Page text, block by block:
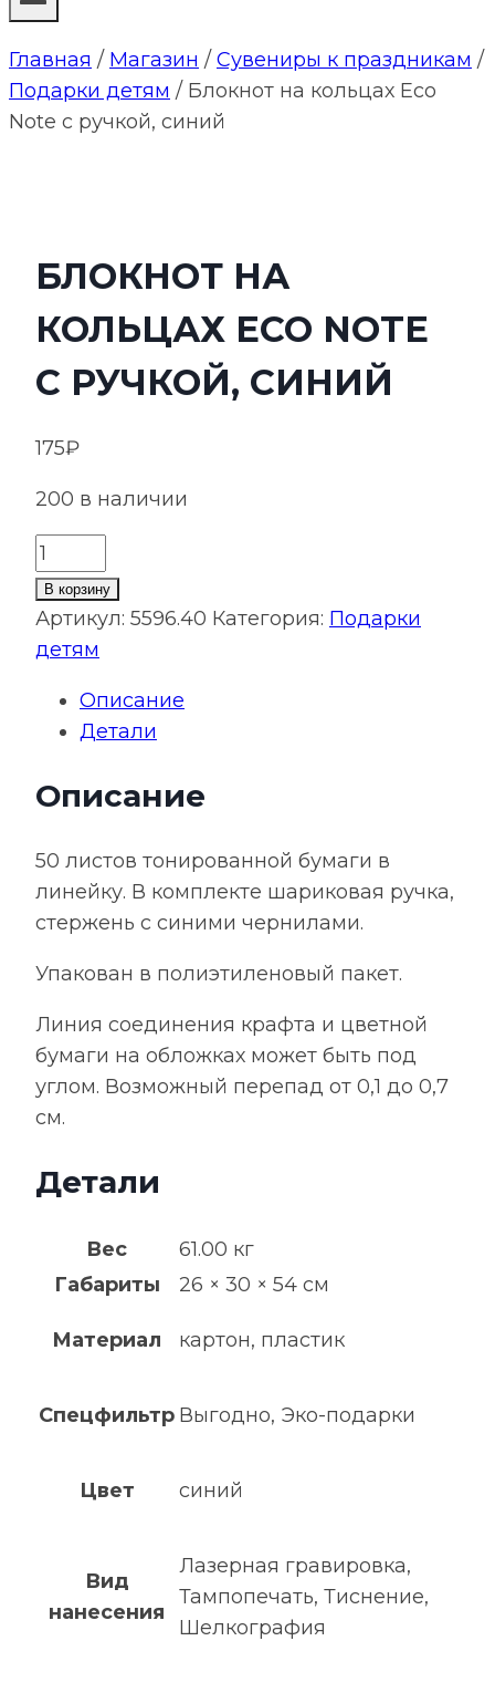
Главная / Магазин / Сувениры к праздникам /
Подарки детям / Блокнот на кольцах Eco
Note с ручкой, синий
БЛОКНОТ НА
КОЛЬЦАХ ECO NOTE
С РУЧКОЙ, СИНИЙ
175₽
200 в наличии
Количество
товара
Блокнот
на
Eco
Note
ручкой,
В корзину
Артикул: 5596.40 Категория: Подарки
детям
Описание
Детали
Описание
50 листов тонированной бумаги в
линейку. В комплекте шариковая ручка,
стержень с синими чернилами.
Упакован в полиэтиленовый пакет.
Линия соединения крафта и цветной
бумаги на обложках может быть под
углом. Возможный перепад от 0,1 до 0,7
см.
Детали
Вес
61.00 кг
Габариты
26 × 30 × 54 см
Материал картон, пластик
Спецфильтр Выгодно, Эко-подарки
Цвет синий
Вид
нанесения
Лазерная гравировка,
Тампопечать, Тиснение,
Шелкография